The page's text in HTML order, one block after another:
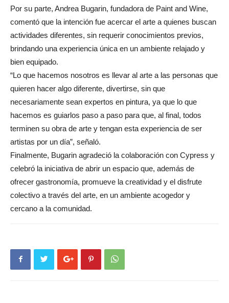
Por su parte, Andrea Bugarin, fundadora de Paint and Wine,
comentó que la intención fue acercar el arte a quienes buscan
actividades diferentes, sin requerir conocimientos previos,
brindando una experiencia única en un ambiente relajado y
bien equipado.
“Lo que hacemos nosotros es llevar al arte a las personas que
quieren hacer algo diferente, divertirse, sin que
necesariamente sean expertos en pintura, ya que lo que
hacemos es guiarlos paso a paso para que, al final, todos
terminen su obra de arte y tengan esta experiencia de ser
artistas por un día”, señaló.
Finalmente, Bugarin agradeció la colaboración con Cypress y
celebró la iniciativa de abrir un espacio que, además de
ofrecer gastronomía, promueve la creatividad y el disfrute
colectivo a través del arte, en un ambiente acogedor y
cercano a la comunidad.